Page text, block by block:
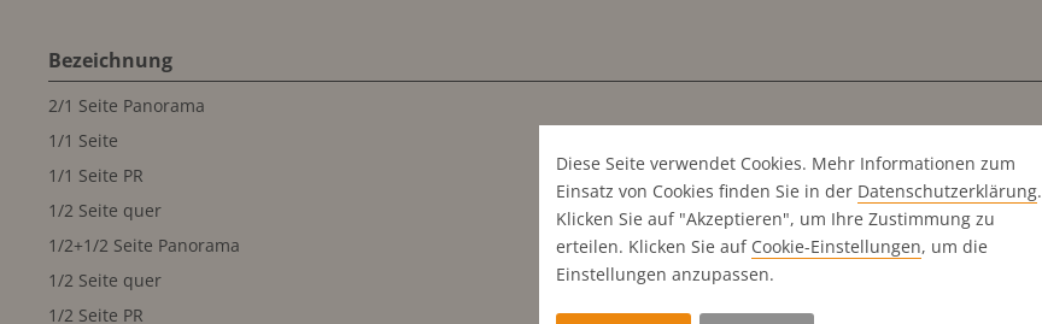
Bezeichnung
2/1 Seite Panorama
1/1 Seite
1/1 Seite PR
1/2 Seite quer
1/2+1/2 Seite Panorama
1/2 Seite quer
1/2 Seite PR
Diese Seite verwendet Cookies. Mehr Informationen zum
Einsatz von Cookies finden Sie in der Datenschutz­erklärung.
Klicken Sie auf "Akzeptieren", um Ihre Zustimmung zu
erteilen. Klicken Sie auf Cookie-Einstellungen, um die
Einstellungen anzupassen.